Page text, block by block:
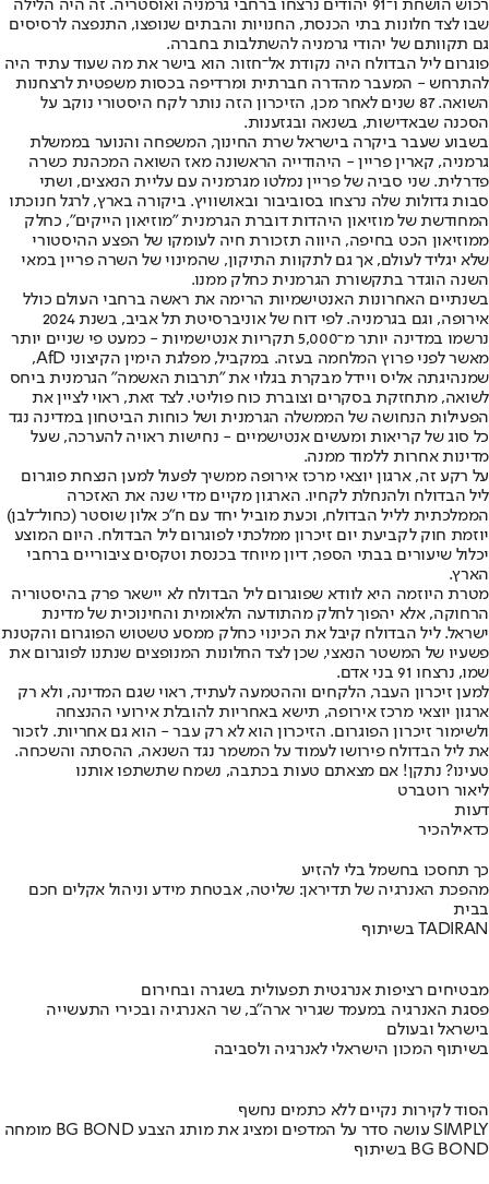
רכוש הושחת ו־91 יהודים נרצחו ברחבי גרמניה ואוסטריה. זה היה הלילה
שבו לצד חלונות בתי הכנסת, החנויות והבתים שנופצו, התנפצה לרסיסים
גם תקוותם של יהודי גרמניה להשתלבות בחברה.
פוגרום ליל הבדולח היה נקודת אל־חזור. הוא בישר את מה שעוד עתיד היה
להתרחש - המעבר מהדרה חברתית ומרדיפה בכסות משפטית לרצחנות
השואה. 87 שנים לאחר מכן, הזיכרון הזה נותר לקח היסטורי נוקב על
הסכנה שבאדישות, בשנאה ובגזענות.
בשבוע שעבר ביקרה בישראל שרת החינוך, המשפחה והנוער בממשלת
גרמניה, קארין פריין - היהודייה הראשונה מאז השואה המכהנת כשרה
פדרלית. שני סביה של פריין נמלטו מגרמניה עם עליית הנאצים, ושתי
סבות גדולות שלה נרצחו בסוביבור ובאושוויץ. ביקורה בארץ, לרגל חנוכתו
המחודשת של מוזיאון היהדות דוברת הגרמנית "מוזיאון הייקים", כחלק
ממוזיאון הכט בחיפה, היווה תזכורת חיה לעומקו של הפצע ההיסטורי
שלא יגליד לעולם, אך גם לתקוות התיקון, שהמינוי של השרה פריין במאי
השנה הוגדר בתקשורת הגרמנית כחלק ממנו.
בשנתיים האחרונות האנטישמיות הרימה את ראשה ברחבי העולם כולל
אירופה, וגם בגרמניה. לפי דוח של אוניברסיטת תל אביב, בשנת 2024
נרשמו במדינה יותר מ־5,000 תקריות אנטישמיות - כמעט פי שניים יותר
מאשר לפני פרוץ המלחמה בעזה. במקביל, מפלגת הימין הקיצוני AfD,
שמנהיגתה אליס ויידל מבקרת בגלוי את "תרבות האשמה" הגרמנית ביחס
לשואה, מתחזקת בסקרים וצוברת כוח פוליטי. לצד זאת, ראוי לציין את
הפעילות הנחושה של הממשלה הגרמנית ושל כוחות הביטחון במדינה נגד
כל סוג של קריאות ומעשים אנטישמיים - נחישות ראויה להערכה, שעל
מדינות אחרות ללמוד ממנה.
על רקע זה, ארגון יוצאי מרכז אירופה ממשיך לפעול למען הנצחת פוגרום
ליל הבדולח ולהנחלת לקחיו. הארגון מקיים מדי שנה את האזכרה
הממלכתית לליל הבדולח, וכעת מוביל יחד עם ח"כ אלון שוסטר (כחול־לבן)
יוזמת חוק לקביעת יום זיכרון ממלכתי לפוגרום ליל הבדולח. היום המוצע
יכלול שיעורים בבתי הספר, דיון מיוחד בכנסת וטקסים ציבוריים ברחבי
הארץ.
מטרת היוזמה היא לוודא שפוגרום ליל הבדולח לא יישאר פרק בהיסטוריה
הרחוקה, אלא יהפוך לחלק מהתודעה הלאומית והחינוכית של מדינת
ישראל. ליל הבדולח קיבל את הכינוי כחלק ממסע טשטוש הפוגרום והקטנת
פשעיו של המשטר הנאצי, שכן לצד החלונות המנופצים שנתנו לפוגרום את
שמו, נרצחו 91 בני אדם.
למען זיכרון העבר, הלקחים וההטמעה לעתיד, ראוי שגם המדינה, ולא רק
ארגון יוצאי מרכז אירופה, תישא באחריות להובלת אירועי ההנצחה
ולשימור זיכרון הפוגרום. הזיכרון הוא לא רק עבר - הוא גם אחריות. לזכור
את ליל הבדולח פירושו לעמוד על המשמר נגד השנאה, ההסתה והשכחה.
טעינו? נתקן! אם מצאתם טעות בכתבה, נשמח שתשתפו אותנו
ליאור רוטברט
דעות
כדאילהכיר
כך תחסכו בחשמל בלי להזיע
מהפכת האנרגיה של תדיראן: שליטה, אבטחת מידע וניהול אקלים חכם
בבית
בשיתוף TADIRAN
מבטיחים רציפות אנרגטית תפעולית בשגרה ובחירום
פסגת האנרגיה במעמד שגריר ארה"ב, שר האנרגיה ובכירי התעשייה
בישראל ובעולם
בשיתוף המכון הישראלי לאנרגיה ולסביבה
הסוד לקירות נקיים ללא כתמים נחשף
מומחה BG BOND עושה סדר על המדפים ומציג את מותג הצבע SIMPLY
בשיתוף BG BOND